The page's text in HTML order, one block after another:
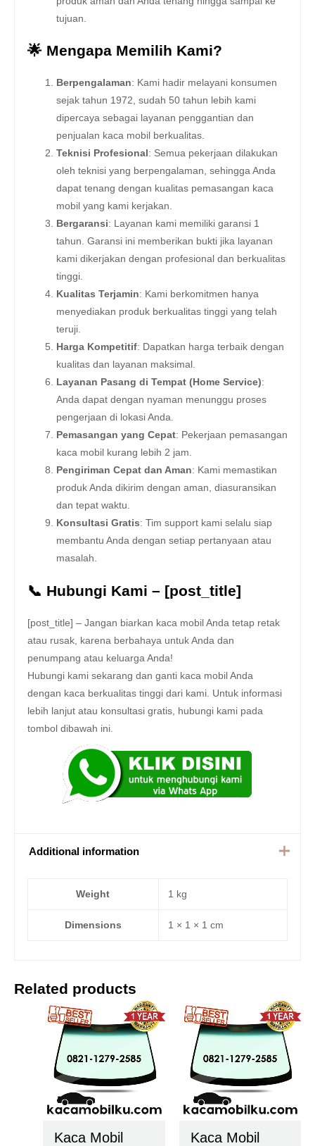
tujuan.
🌟 Mengapa Memilih Kami?
Berpengalaman: Kami hadir melayani konsumen
sejak tahun 1972, sudah 50 tahun lebih kami
dipercaya sebagai layanan penggantian dan
penjualan kaca mobil berkualitas.
Teknisi Profesional : Semua pekerjaan dilakukan
oleh teknisi yang berpengalaman, sehingga Anda
dapat tenang dengan kualitas pemasangan kaca
mobil yang kami kerjakan.
Bergaransi: Layanan kami memiliki garansi 1
tahun. Garansi ini memberikan bukti jika layanan
kami dikerjakan dengan profesional dan berkualitas
tinggi.
Kualitas Terjamin: Kami berkomitmen hanya
menyediakan produk berkualitas tinggi yang telah
teruji.
Harga Kompetitif: Dapatkan harga terbaik dengan
kualitas dan layanan maksimal.
Layanan Pasang di Tempat (Home Service):
Anda dapat dengan nyaman menunggu proses
pengerjaan di lokasi Anda.
Pemasangan yang Cepat: Pekerjaan pemasangan
kaca mobil kurang lebih 2 jam.
Pengiriman Cepat dan Aman: Kami memastikan
produk Anda dikirim dengan aman, diasuransikan
dan tepat waktu.
Konsultasi Gratis: Tim support kami selalu siap
membantu Anda dengan setiap pertanyaan atau
masalah.
📞 Hubungi Kami – [post_title]
[post_title] – Jangan biarkan kaca mobil Anda tetap retak
atau rusak, karena berbahaya untuk Anda dan
penumpang atau keluarga Anda!
Hubungi kami sekarang dan ganti kaca mobil Anda
dengan kaca berkualitas tinggi dari kami. Untuk informasi
lebih lanjut atau konsultasi gratis, hubungi kami pada
tombol dibawah ini.
Additional information
Weight 1 kg
Dimensions 1 × 1 × 1 cm
Related products
Kaca Mobil
Kaca Mobil